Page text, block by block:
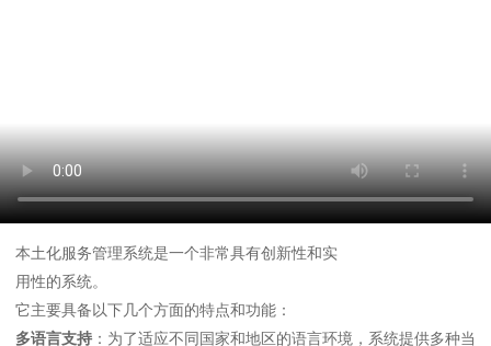
本土化服务管理系统是一个非常具有创新性和实
用性的系统。
它主要具备以下几个方面的特点和功能：
多语言支持 ：为了适应不同国家和地区的语言环境，系统提供多种当